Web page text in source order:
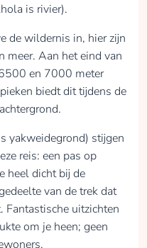
is rivier).
de wildernis in, hier zijn
meer. Aan het eind van
en 7000 meter
biedt dit tijdens de
yakweidegrond) stijgen
reis: een pas op
heel dicht bij de
van de trek dat
Fantastische uitzichten
om je heen; geen